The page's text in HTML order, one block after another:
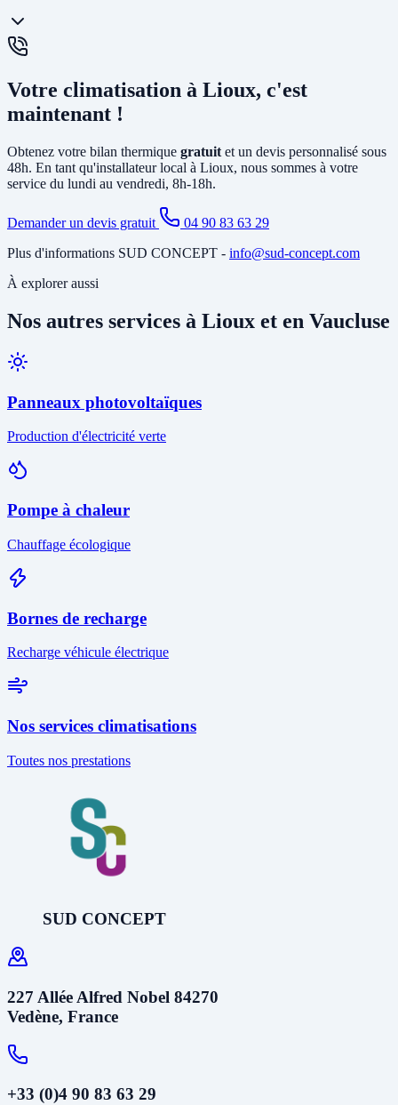
circuit de chauffage (radiateurs ou plancher chauffant) et peut aussi
produire votre eau chaude sanitaire. Elle remplace avantageusement
une chaudière gaz ou fioul et est éligible à MaPrimeRénov'.
Oui, un
proposons descontrats de maintenanceà Lioux incluant le
nettoyage des filtres, la vérification du circuit frigorifique, le contrôle
des performances et la recharge éventuelle du fluide.
Votre climatisation à Lioux, c'est
maintenant !
Obtenez votre bilan thermique gratuit et un devis personnalisé sous
48h. En tant qu'installateur local à Lioux, nous sommes à votre
service du lundi au vendredi, 8h-18h.
Demander un devis gratuit
04 90 83 63 29
Plus d'informations SUD CONCEPT - info@sud-concept.com
À explorer aussi
Nos autres services à Lioux et en Vaucluse
Panneaux photovoltaïques
Production d'électricité verte
Pompe à chaleur
Chauffage écologique
Bornes de recharge
Recharge véhicule électrique
Nos services climatisations
Toutes nos prestations
SUD CONCEPT
227 Allée Alfred Nobel 84270
Vedène, France
+33 (0)4 90 83 63 29